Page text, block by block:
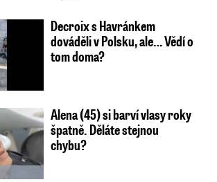
Decroix s Havránkem
dováděli v Polsku, ale… Vědí o
tom doma?
Alena (45) si barví vlasy roky
špatně. Děláte stejnou
chybu?